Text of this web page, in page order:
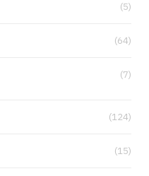
(5)
(64)
(7)
(124)
(15)